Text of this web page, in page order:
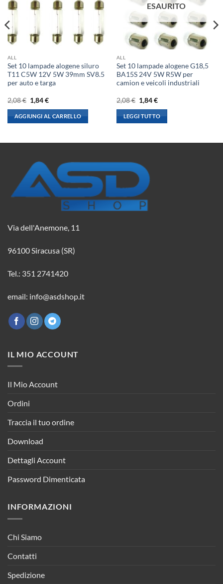
ALL
Set 10 lampade alogene siluro
T11 C5W 12V 5W 39mm SV8.5
per auto e targa
2,08€ Il
prezzo
originale
era:
2,08 €.
1,84€Il
attuale
è:
1,84 €.
AGGIUNGI AL CARRELLO
ESAURITO
ALL
Set 10 lampade alogene G18,5
BA15S 24V 5W R5W per
camion e veicoli industriali
2,08€ Il
prezzo
originale
era:
2,08 €.
1,84€Il
attuale
è:
1,84 €.
LEGGI TUTTO
Via dell'Anemone, 11
96100 Siracusa (SR)
Tel.: 351 2741420
email: info@asdshop.it
IL MIO ACCOUNT
Il Mio Account
Ordini
Traccia il tuo ordine
Download
Dettagli Account
Password Dimenticata
INFORMAZIONI
Chi Siamo
Contatti
Spedizione